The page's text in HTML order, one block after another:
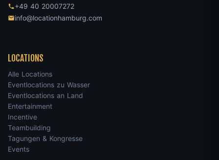
+49 40 20007272
info@locationhamburg.com
LOCATIONS
Alle Locations
Eventlocations zu Wasser
Eventlocations an Land
Entertainment
Incentive
Teambuilding
Tagungen & Kongresse
Events